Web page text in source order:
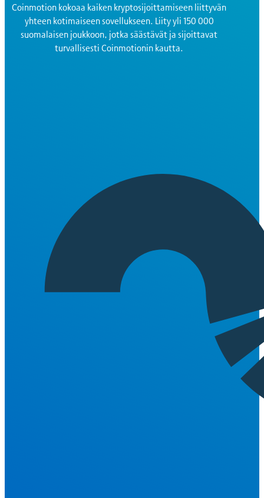
Coinmotion kokoaa kaiken kryptosijoittamiseen liittyvän
yhteen kotimaiseen sovellukseen. Liity yli 150 000
suomalaisen joukkoon, jotka säästävät ja sijoittavat
turvallisesti Coinmotionin kautta.